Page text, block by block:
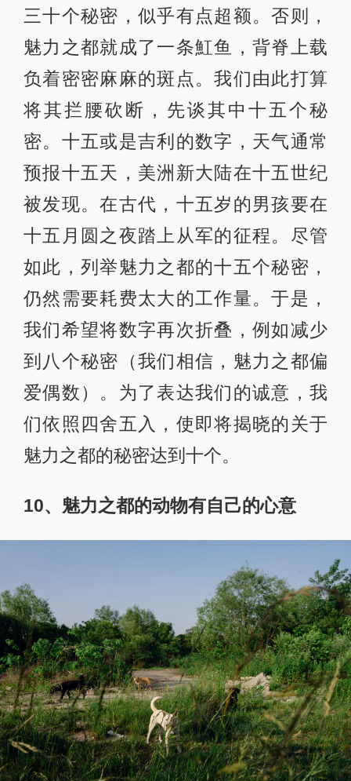
三十个秘密，似乎有点超额。否则，
魅力之都就成了一条魟鱼，背脊上载
负着密密麻麻的斑点。我们由此打算
将其拦腰砍断，先谈其中十五个秘
密。十五或是吉利的数字，天气通常
预报十五天，美洲新大陆在十五世纪
被发现。在古代，十五岁的男孩要在
十五月圆之夜踏上从军的征程。尽管
如此，列举魅力之都的十五个秘密，
仍然需要耗费太大的工作量。于是，
我们希望将数字再次折叠，例如减少
到八个秘密（我们相信，魅力之都偏
爱偶数）。为了表达我们的诚意，我
们依照四舍五入，使即将揭晓的关于
魅力之都的秘密达到十个。
10、魅力之都的动物有自己的心意